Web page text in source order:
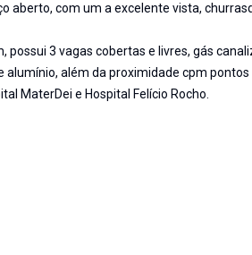
aberto, com um a excelente vista,
3 vagas cobertas e livres, gás
além da proximidade cpm
MaterDei e Hospital Felício Rocho.